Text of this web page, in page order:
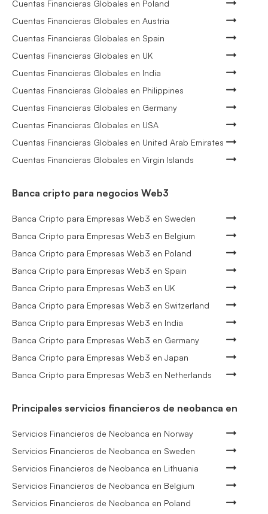
Cuentas Financieras Globales en Poland
Cuentas Financieras Globales en Austria
Cuentas Financieras Globales en Spain
Cuentas Financieras Globales en UK
Cuentas Financieras Globales en India
Cuentas Financieras Globales en Philippines
Cuentas Financieras Globales en Germany
Cuentas Financieras Globales en USA
Cuentas Financieras Globales en United Arab Emirates
Cuentas Financieras Globales en Virgin Islands
Banca cripto para negocios Web3
Banca Cripto para Empresas Web3 en Sweden
Banca Cripto para Empresas Web3 en Belgium
Banca Cripto para Empresas Web3 en Poland
Banca Cripto para Empresas Web3 en Spain
Banca Cripto para Empresas Web3 en UK
Banca Cripto para Empresas Web3 en Switzerland
Banca Cripto para Empresas Web3 en India
Banca Cripto para Empresas Web3 en Germany
Banca Cripto para Empresas Web3 en Japan
Banca Cripto para Empresas Web3 en Netherlands
Principales servicios financieros de neobanca en
Servicios Financieros de Neobanca en Norway
Servicios Financieros de Neobanca en Sweden
Servicios Financieros de Neobanca en Lithuania
Servicios Financieros de Neobanca en Belgium
Servicios Financieros de Neobanca en Poland